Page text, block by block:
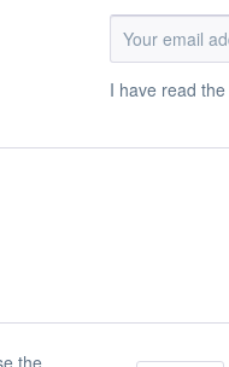
I have read the
the